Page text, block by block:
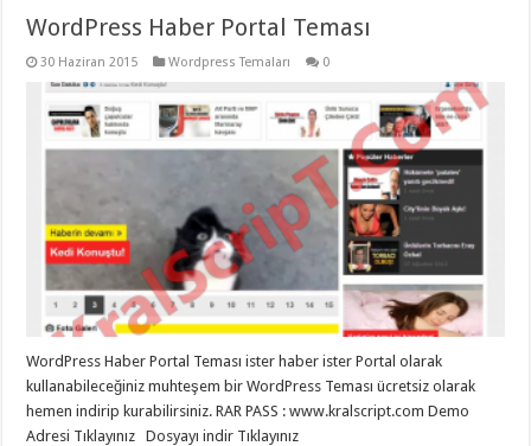
taşımacılık ,
evden
taşımacılık,
gaziantep
taşımacılık,
gaziantep
taşımacılık,
gaziantep
taşımacılık,
gaziantep
evden
taşımacılık
WordPress Haber Portal Teması
30 Haziran 2015 Wordpress Temaları 0
WordPress Haber Portal Teması ister haber ister Portal olarak
kullanabileceğiniz muhteşem bir WordPress Teması ücretsiz olarak
hemen indirip kurabilirsiniz. RAR PASS : www.kralscript.com Demo
Adresi Tıklayınız Dosyayı indir Tıklayınız